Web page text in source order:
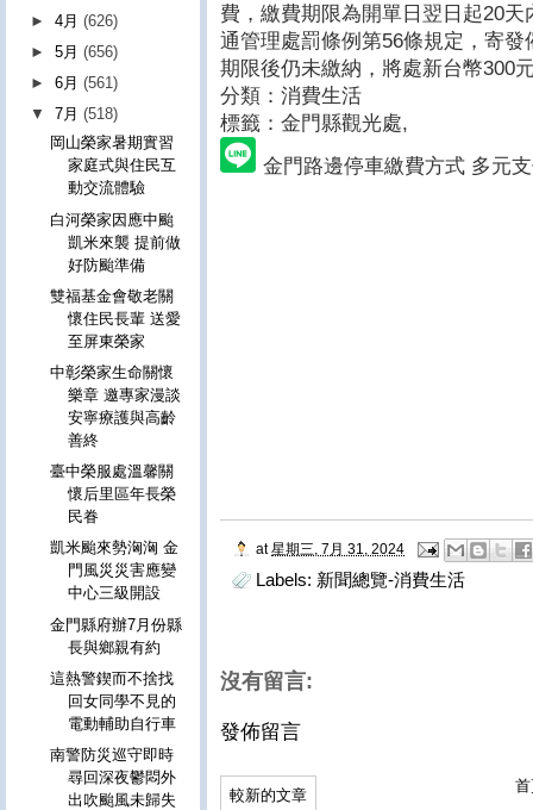
費，繳費期限為開單日翌日起20
通管理處罰條例第56條規定，寄
期限後仍未繳納，將處新台幣300
分類：消費生活
標籤：金門縣觀光處,
金門路邊停車繳費方式 多元
at 星期三, 7月 31, 2024
Labels: 新聞總覽-消費生活
沒有留言:
發佈留言
較新的文章
►4月(626)
►5月(656)
►6月(561)
▼7月(518)
岡山榮家暑期實習
家庭式與住民互
動交流體驗
白河榮家因應中颱
凱米來襲 提前做
好防颱準備
雙福基金會敬老關
懷住民長輩 送愛
至屏東榮家
中彰榮家生命關懷
樂章 邀專家漫談
安寧療護與高齡
善終
臺中榮服處溫馨關
懷后里區年長榮
民眷
凱米颱來勢洶洶 金
門風災災害應變
中心三級開設
金門縣府辦7月份縣
長與鄉親有約
這熱警鍥而不捨找
回女同學不見的
電動輔助自行車
南警防災巡守即時
尋回深夜鬱悶外
出吹颱風未歸失